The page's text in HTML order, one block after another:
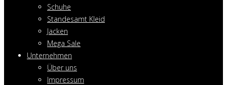
Schuhe
Standesamt Kleid
Jacken
Mega Sale
Unternehmen
Über uns
Impressum